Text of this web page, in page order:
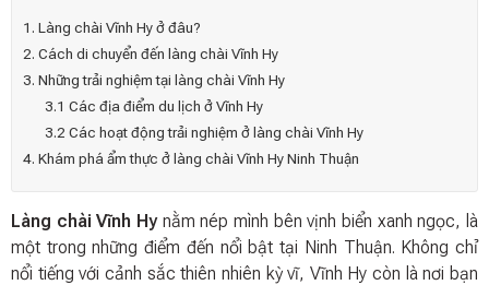
1. Làng chài Vĩnh Hy ở đâu?
2. Cách di chuyển đến làng chài Vĩnh Hy
3. Những trải nghiệm tại làng chài Vĩnh Hy
3.1 Các địa điểm du lịch ở Vĩnh Hy
3.2 Các hoạt động trải nghiệm ở làng chài Vĩnh Hy
4. Khám phá ẩm thực ở làng chài Vĩnh Hy Ninh Thuận
Làng chài Vĩnh Hynằm nép mình bên vịnh biển xanh ngọc, là
một trong những điểm đến nổi bật tại Ninh Thuận. Không chỉ
nổi tiếng với cảnh sắc thiên nhiên kỳ vĩ, Vĩnh Hy còn là nơi bạn